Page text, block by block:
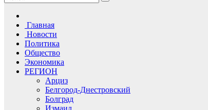
Главная
Новости
Политика
Общество
Экономика
РЕГИОН
Арциз
Белгород-Днестровский
Болград
Измаил